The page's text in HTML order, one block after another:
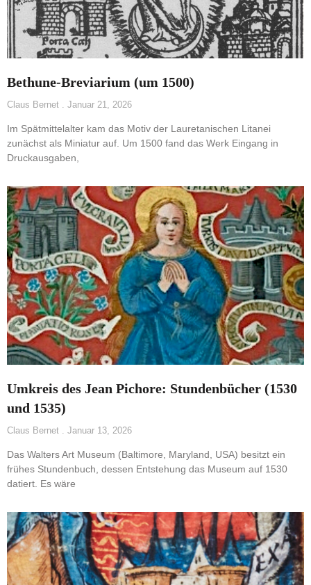
Bethune-Breviarium (um 1500)
Claus Bernet Januar 21, 2026
Im Spätmittelalter kam das Motiv der Lauretanischen Litanei
zunächst als Miniatur auf. Um 1500 fand das Werk Eingang in
Druckausgaben,
Umkreis des Jean Pichore: Stundenbücher (1530
und 1535)
Claus Bernet Januar 13, 2026
Das Walters Art Museum (Baltimore, Maryland, USA) besitzt ein
frühes Stundenbuch, dessen Entstehung das Museum auf 1530
datiert. Es wäre